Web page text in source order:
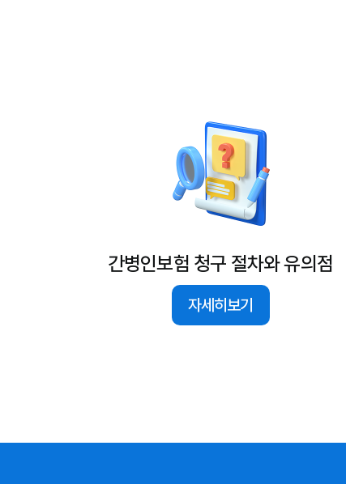
간병인보험 청구 절차와 유의점
자세히보기